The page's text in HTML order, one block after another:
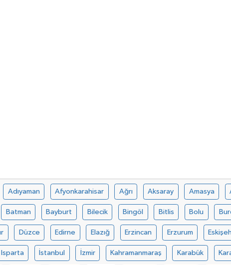
Adıyaman Afyonkarahisar Ağrı Aksaray Amasya
Batman Bayburt Bilecik Bingöl Bitlis Bolu
Düzce Edirne Elazığ Erzincan Erzurum
Isparta İstanbul İzmir Kahramanmaraş Karabük